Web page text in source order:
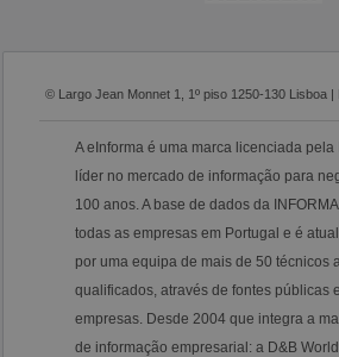
© Largo Jean Monnet 1, 1º piso 1250-130 Lisboa |
A eInforma é uma marca licenciada pela
líder no mercado de informação para
100 anos. A base de dados da
todas as empresas em Portugal e é
por uma equipa de mais de 50 técnicos
qualificados, através de fontes públicas
empresas. Desde 2004 que integra a
de informação empresarial: a D&B